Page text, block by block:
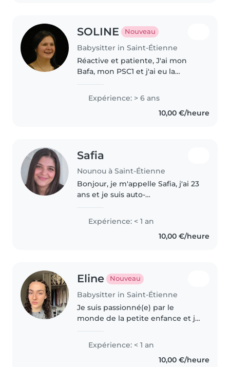
SOLINE Nouveau
Babysitter in Saint-Étienne
Réactive et patiente, J'ai mon
Bafa, mon PSC1 et j'ai eu la
avec chaque enfant. Avec 6 ans
d'expérience auprès de tout-
Expérience: > 6 ans
10,00 €/heure
Safia
Nounou à Saint-Étienne
Bonjour, je m'appelle Safia, j'ai 23
ans et je suis auto-
des services à la personne. Je
propose des services de garde
d'enfants à domicile, que ce soit..
Expérience: < 1 an
10,00 €/heure
Eline Nouveau
Babysitter in Saint-Étienne
Je suis passionné(e) par le
monde de la petite enfance et je
et bienveillante pour
accompagner vos enfants.
Dynamique et patiente, je
Expérience: < 1 an
10,00 €/heure